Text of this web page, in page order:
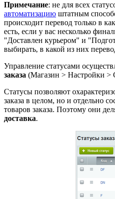
Примечание: не для всех
автоматизацию штатным
происходит перевод только в
есть, если у вас несколько
"Доставлен курьером" и
выбирать, в какой из них
Управление статусами
заказа (Магазин > Настройки >
Статусы позволяют
заказа в целом, но и отдельно
товаров заказа. Поэтому они
доставка.